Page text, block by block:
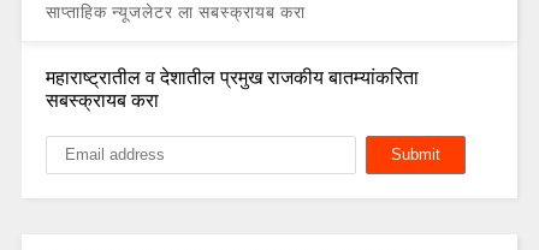
साप्ताहिक न्यूजलेटर ला सबस्क्रायब करा
महाराष्ट्रातील व देशातील प्रमुख राजकीय बातम्यांकरिता
सबस्क्रायब करा